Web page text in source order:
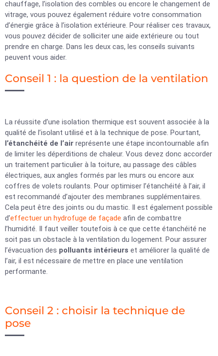
chauffage, l’isolation des combles ou encore le changement de
vitrage, vous pouvez également réduire votre consommation
d’énergie grâce à l’isolation extérieure. Pour réaliser ces travaux,
vous pouvez décider de solliciter une aide extérieure ou tout
prendre en charge. Dans les deux cas, les conseils suivants
peuvent vous aider.
Conseil 1 : la question de la ventilation
La réussite d’une isolation thermique est souvent associée à la
qualité de l’isolant utilisé et à la technique de pose. Pourtant,
l’étanchéité de l’air représente une étape incontournable afin
de limiter les déperditions de chaleur. Vous devez donc accorder
un traitement particulier à la toiture, au passage des câbles
électriques, aux angles formés par les murs ou encore aux
coffres de volets roulants. Pour optimiser l’étanchéité à l’air, il
est recommandé d’ajouter des membranes supplémentaires.
Cela peut être des joints ou du mastic. Il est également possible
d’effectuer un hydrofuge de façade afin de combattre
l’humidité. Il faut veiller toutefois à ce que cette étanchéité ne
soit pas un obstacle à la ventilation du logement. Pour assurer
l’évacuation des polluants intérieurs et améliorer la qualité de
l’air, il est nécessaire de mettre en place une ventilation
performante.
Conseil 2 : choisir la technique de
pose